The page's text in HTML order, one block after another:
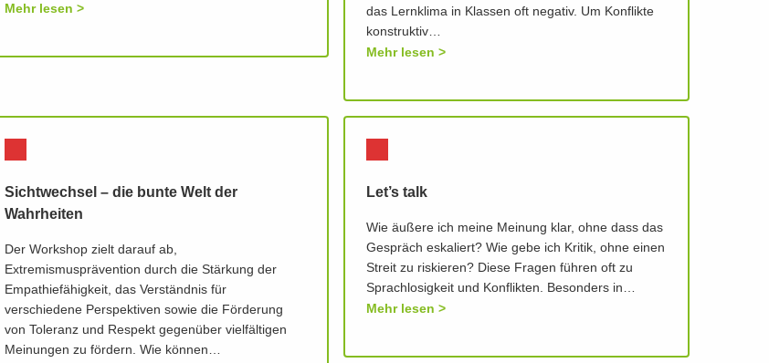
Mehr lesen
das Lernklima in Klassen oft negativ. Um Konflikte
konstruktiv…
Mehr lesen
Sichtwechsel – die bunte Welt der
Wahrheiten
Der Workshop zielt darauf ab,
Extremismusprävention durch die Stärkung der
Empathiefähigkeit, das Verständnis für
verschiedene Perspektiven sowie die Förderung
von Toleranz und Respekt gegenüber vielfältigen
Meinungen zu fördern. Wie können…
Let’s talk
Wie äußere ich meine Meinung klar, ohne dass das
Gespräch eskaliert? Wie gebe ich Kritik, ohne einen
Streit zu riskieren? Diese Fragen führen oft zu
Sprachlosigkeit und Konflikten. Besonders in…
Mehr lesen